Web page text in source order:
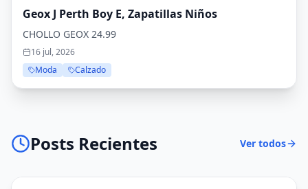
Geox J Perth Boy E, Zapatillas Niños
CHOLLO GEOX 24.99
16 jul, 2026
Moda
Calzado
Posts Recientes Ver todos